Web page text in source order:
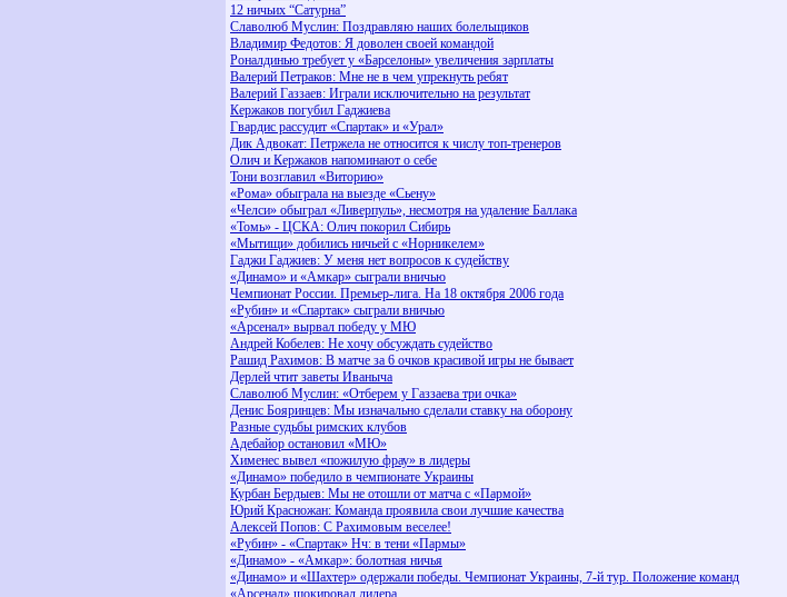
12 ничьих “Сатурна”
Славолюб Муслин: Поздравляю наших болельщиков
Владимир Федотов: Я доволен своей командой
Роналдинью требует у «Барселоны» увеличения зарплаты
Валерий Петраков: Мне не в чем упрекнуть ребят
Валерий Газзаев: Играли исключительно на результат
Кержаков погубил Гаджиева
Гвардис рассудит «Спартак» и «Урал»
Дик Адвокат: Петржела не относится к числу топ-тренеров
Олич и Кержаков напоминают о себе
Тони возглавил «Виторию»
«Рома» обыграла на выезде «Сьену»
«Челси» обыграл «Ливерпуль», несмотря на удаление Баллака
«Томь» - ЦСКА: Олич покорил Сибирь
«Мытищи» добились ничьей с «Норникелем»
Гаджи Гаджиев: У меня нет вопросов к судейству
«Динамо» и «Амкар» сыграли вничью
Чемпионат России. Премьер-лига. На 18 октября 2006 года
«Рубин» и «Спартак» сыграли вничью
«Арсенал» вырвал победу у МЮ
Андрей Кобелев: Не хочу обсуждать судейство
Рашид Рахимов: В матче за 6 очков красивой игры не бывает
Дерлей чтит заветы Иваныча
Славолюб Муслин: «Отберем у Газзаева три очка»
Денис Бояринцев: Мы изначально сделали ставку на оборону
Разные судьбы римских клубов
Адебайор остановил «МЮ»
Хименес вывел «пожилую фрау» в лидеры
«Динамо» победило в чемпионате Украины
Курбан Бердыев: Мы не отошли от матча с «Пармой»
Юрий Красножан: Команда проявила свои лучшие качества
Алексей Попов: С Рахимовым веселее!
«Рубин» - «Спартак» Нч: в тени «Пармы»
«Динамо» - «Амкар»: болотная ничья
«Динамо» и «Шахтер» одержали победы. Чемпионат Украины, 7-й тур. Положение команд
«Арсенал» шокировал лидера